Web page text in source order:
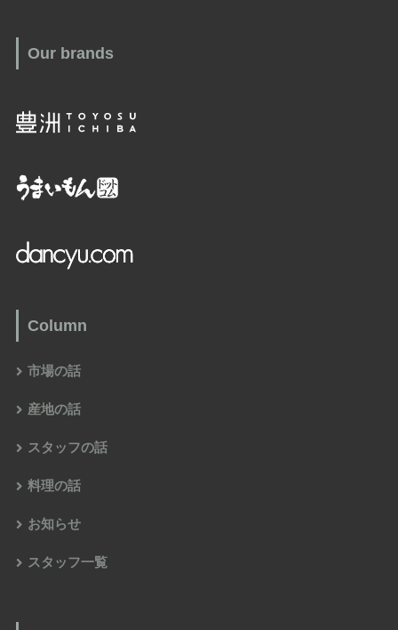
Our brands
Column
市場の話
産地の話
スタッフの話
料理の話
お知らせ
スタッフ一覧